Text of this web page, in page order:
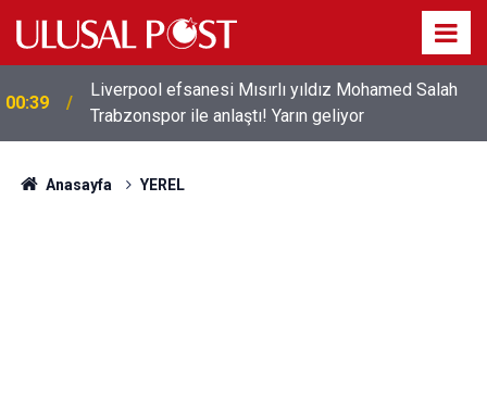
00:39
Liverpool efsanesi Mısırlı yıldız Mohamed Salah
Trabzonspor ile anlaştı! Yarın geliyor
Anasayfa YEREL